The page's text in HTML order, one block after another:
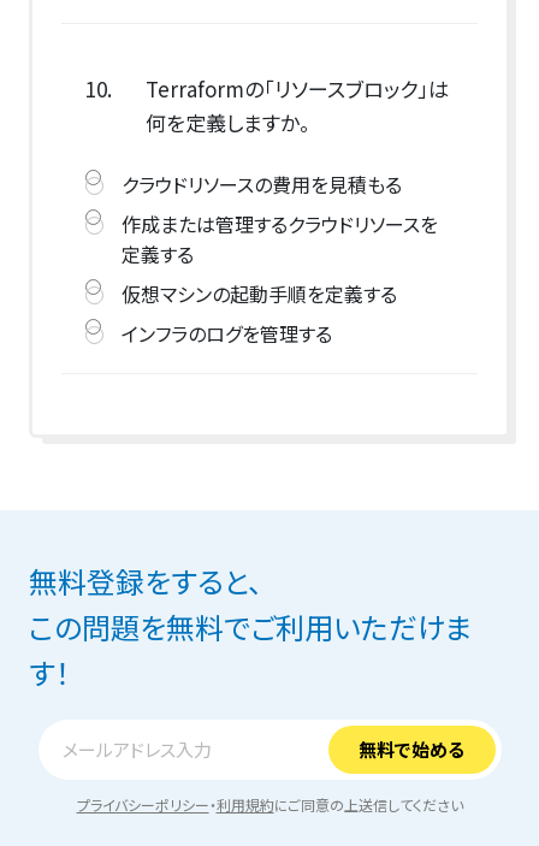
10.
Terraformの「リソースブロック」は
何を定義しますか。
クラウドリソースの費用を見積もる
作成または管理するクラウドリソースを
定義する
仮想マシンの起動手順を定義する
インフラのログを管理する
無料登録をすると、
この問題を無料でご利用いただけま
す！
プライバシーポリシー・利用規約にご同意の上送信してください